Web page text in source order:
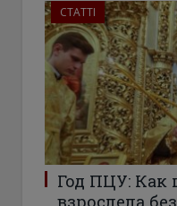
СТАТТІ
Год ПЦУ: Как